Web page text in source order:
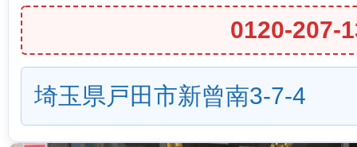
0120-207-
埼玉県戸田市新曾南3-7-4